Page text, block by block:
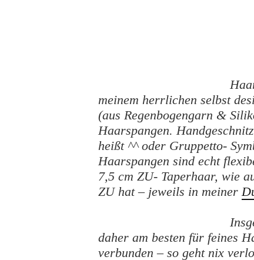
meinem herrlichen selbst
(aus Regenbogengarn &
Haarspangen.
heißt ^^ oder Gruppetto-
Haarspangen sind echt
7,5 cm ZU- Taperhaar, wie
ZU hat – jeweils in meiner
daher am besten für feines
verbunden – so geht nix